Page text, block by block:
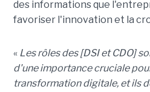
des informations que
favoriser l'innovation et la
« Les rôles des [DSI et CDO]
d'une importance cruciale
transformation digitale, et ils